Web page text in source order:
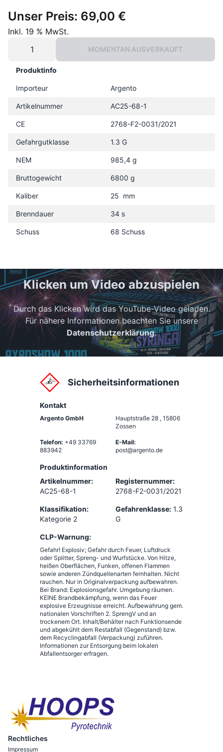
Unser Preis: 69,00 €
Inkl. 19 % MwSt.
MOMENTAN AUSVERKAUFT
Produktinfo
Importeur Argento
Artikelnummer AC25-68-1
CE 2768-F2-0031/2021
Gefahrgutklasse 1.3 G
NEM 985,4 g
Bruttogewicht 6800 g
Kaliber 25 mm
Brenndauer 34 s
Schuss 68 Schuss
Klicken um Video abzuspielen
Durch das Klicken wird das YouTube-Video geladen.
Für nähere Informationen beachten Sie unsere
Datenschutzerklärung.
Sicherheitsinformationen
Kontakt
Argento GmbH Hauptstraße 28 , 15806
Zossen
Telefon: +49 33769
883942
E-Mail:
post@argento.de
Produktinformation
Artikelnummer:
AC25-68-1
Registernummer:
2768-F2-0031/2021
Klassifikation:
Kategorie 2
Gefahrenklasse: 1.3
G
CLP-Warnung:
Gefahr! Explosiv; Gefahr durch Feuer, Luftdruck
oder Splitter, Spreng- und Wurfstücke. Von Hitze,
heißen Oberflächen, Funken, offenen Flammen
sowie anderen Zündquellenarten fernhalten. Nicht
rauchen. Nur in Originalverpackung aufbewahren.
Bei Brand: Explosionsgefahr. Umgebung räumen.
KEINE Brandbekämpfung, wenn das Feuer
explosive Erzeugnisse erreicht. Aufbewahrung gem.
nationalen Vorschriften 2. SprengV und an
trockenem Ort. Inhalt/Behälter nach Funktionsende
und abgekühlt dem Restabfall (Gegenstand) bzw.
dem Recyclingabfall (Verpackung) zuführen.
Informationen zur Entsorgung beim lokalen
Abfallentsorger erfragen.
Rechtliches
Impressum